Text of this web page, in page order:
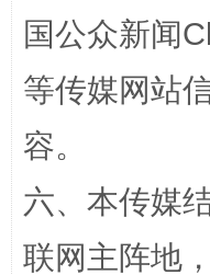
“蜀中异人”王建
国公众新闻
等传媒网站
容。
六、本传媒
联网主阵地